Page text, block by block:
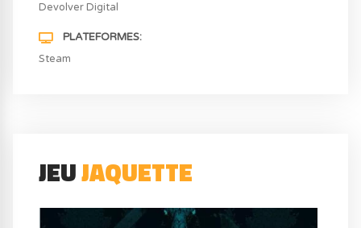
Devolver Digital
PLATEFORMES
Steam
JEUJAQUETTE